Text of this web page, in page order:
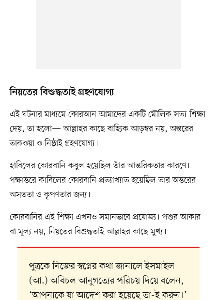
নিয়তের বিশুদ্ধতাই গ্রহণযোগ্য
এই ঘটনার মাধ্যমে কোরআন আমাদের একটি মৌলিক সত্য শিক্ষা
দেয়, তা হলো— আল্লাহর কাছে বাহ্যিক আড়ম্বর নয়, অন্তরের
তাকওয়া ও নিষ্ঠাই গ্রহণযোগ্য।
হাবিলের কোরবানি কবুল হয়েছিল তাঁর আন্তরিকতার কারণে।
পক্ষান্তরে কাবিলের কোরবানি প্রত্যাখ্যাত হয়েছিল তার অন্তরের
অসততা ও কৃপণতার জন্য।
কোরবানির এই শিক্ষা এখনও সমানভাবে প্রযোজ্য। পশুর আকার
বা মূল্য নয়, নিয়তের বিশুদ্ধতাই আল্লাহর কাছে মুখ্য।
পুত্রকে নিজের স্বপ্নের কথা জানালে ইসমাইল
(আ.) অবিচল আনুগত্যের পরিচয় দিয়ে বলেন,
‘আপনাকে যা আদেশ করা হয়েছে তা-ই করুন।’